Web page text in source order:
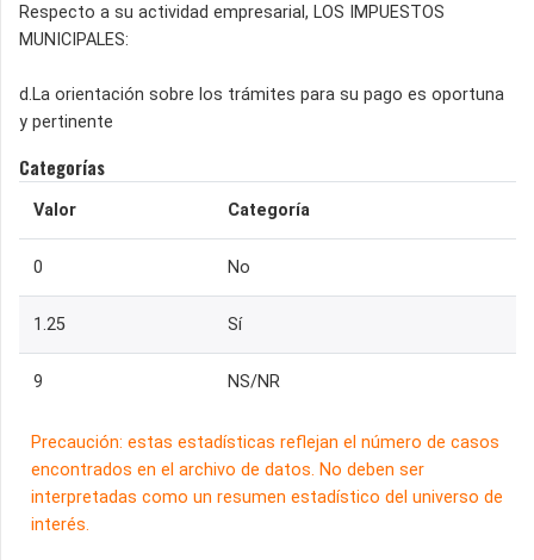
Respecto a su actividad empresarial, LOS IMPUESTOS
MUNICIPALES:
d.La orientación sobre los trámites para su pago es oportuna
y pertinente
Categorías
Valor Categoría
0 No
1.25 Sí
9 NS/NR
Precaución: estas estadísticas reflejan el número de casos
encontrados en el archivo de datos. No deben ser
interpretadas como un resumen estadístico del universo de
interés.